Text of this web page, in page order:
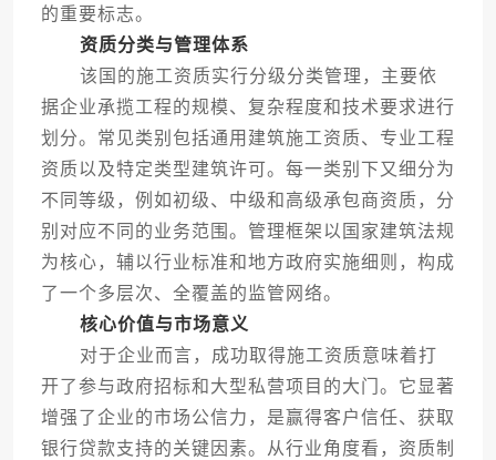
的重要标志。
资质分类与管理体系
该国的施工资质实行分级分类管理，主要依
据企业承揽工程的规模、复杂程度和技术要求进行
划分。常见类别包括通用建筑施工资质、专业工程
资质以及特定类型建筑许可。每一类别下又细分为
不同等级，例如初级、中级和高级承包商资质，分
别对应不同的业务范围。管理框架以国家建筑法规
为核心，辅以行业标准和地方政府实施细则，构成
了一个多层次、全覆盖的监管网络。
核心价值与市场意义
对于企业而言，成功取得施工资质意味着打
开了参与政府招标和大型私营项目的大门。它显著
增强了企业的市场公信力，是赢得客户信任、获取
银行贷款支持的关键因素。从行业角度看，资质制